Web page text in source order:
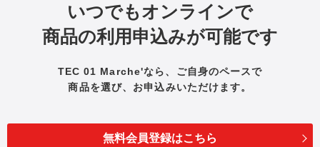
いつでもオンラインで
商品の利用申込みが可能です
TEC 01 Marche'なら、ご自身のペースで
商品を選び、お申込みいただけます。
無料会員登録はこちら